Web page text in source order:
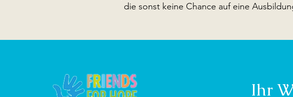
die sonst keine Chance auf eine
Ihr